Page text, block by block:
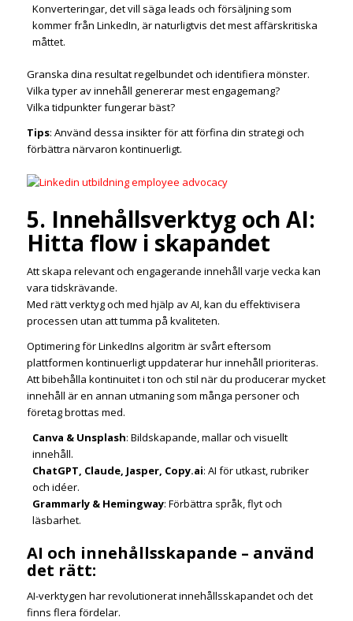
Konverteringar, det vill säga leads och försäljning som
kommer från LinkedIn, är naturligtvis det mest affärskritiska
måttet.
Granska dina resultat regelbundet och identifiera mönster.
Vilka typer av innehåll genererar mest engagemang?
Vilka tidpunkter fungerar bäst?
Tips: Använd dessa insikter för att förfina din strategi och
förbättra närvaron kontinuerligt.
5. Innehållsverktyg och AI:
Hitta flow i skapandet
Att skapa relevant och engagerande innehåll varje vecka kan
vara tidskrävande.
Med rätt verktyg och med hjälp av AI, kan du effektivisera
processen utan att tumma på kvaliteten.
Optimering för LinkedIns algoritm är svårt eftersom
plattformen kontinuerligt uppdaterar hur innehåll prioriteras.
Att bibehålla kontinuitet i ton och stil när du producerar mycket
innehåll är en annan utmaning som många personer och
företag brottas med.
Canva & Unsplash: Bildskapande, mallar och visuellt
innehåll.
ChatGPT, Claude, Jasper, Copy.ai: AI för utkast, rubriker
och idéer.
Grammarly & Hemingway: Förbättra språk, flyt och
läsbarhet.
AI och innehållsskapande – använd
det rätt:
AI-verktygen har revolutionerat innehållsskapandet och det
finns flera fördelar.